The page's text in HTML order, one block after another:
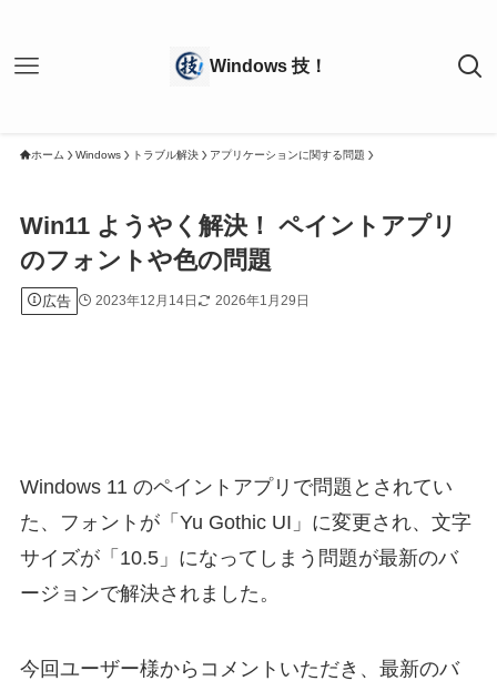
ホーム Windows トラブル解決 アプリケーションに関する問題
Win11 ようやく解決！ ペイントアプリ
のフォントや色の問題
広告 2023年12月14日 2026年1月29日
Windows 11 のペイントアプリで問題とされてい
た、フォントが「Yu Gothic UI」に変更され、文字
サイズが「10.5」になってしまう問題が最新のバ
ージョンで解決されました。
今回ユーザー様からコメントいただき、最新のバ